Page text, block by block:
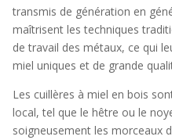
transmis de génération en
maîtrisent les techniques
de travail des métaux, ce qui
miel uniques et de grande
Les cuillères à miel en bois
local, tel que le hêtre ou le
soigneusement les morceaux